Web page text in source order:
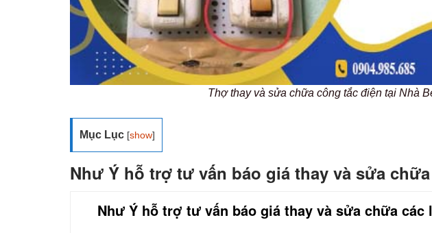
Thợ thay và sửa chữa công tắc điện tại Nhà
Mục Lục [show]
Như Ý hỗ trợ tư vấn báo giá thay và sửa
Như Ý hỗ trợ tư vấn báo giá thay và sửa chữa các